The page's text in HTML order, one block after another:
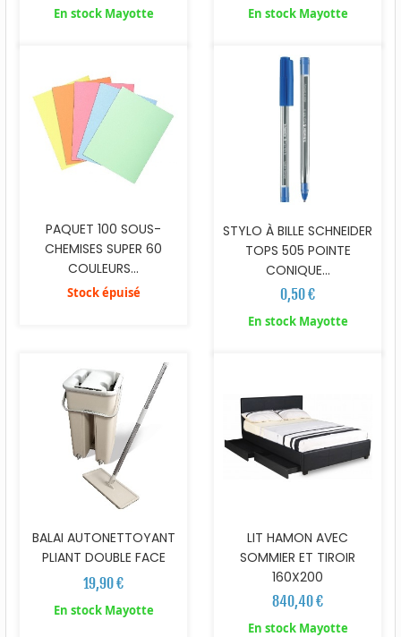
En stock Mayotte En stock Mayotte
PAQUET 100 SOUS-
CHEMISES SUPER 60
COULEURS...
Stock épuisé
STYLO À BILLE SCHNEIDER
TOPS 505 POINTE
CONIQUE...
0,50 €
En stock Mayotte
BALAI AUTONETTOYANT
PLIANT DOUBLE FACE
19,90 €
En stock Mayotte
LIT HAMON AVEC
SOMMIER ET TIROIR
160X200
840,40 €
En stock Mayotte